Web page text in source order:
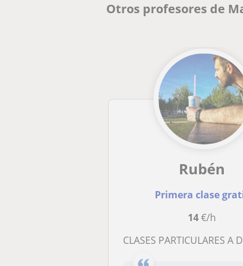
Otros profesores de
Rubén
Primera clase
14€/h
CLASES PARTICULARES A DOMICILIO EN ZAMORA TAMBIEN POSIBILIDAD DE CLASES ONLINE DE MATEMATICAS, FISICA, QUIMICA,